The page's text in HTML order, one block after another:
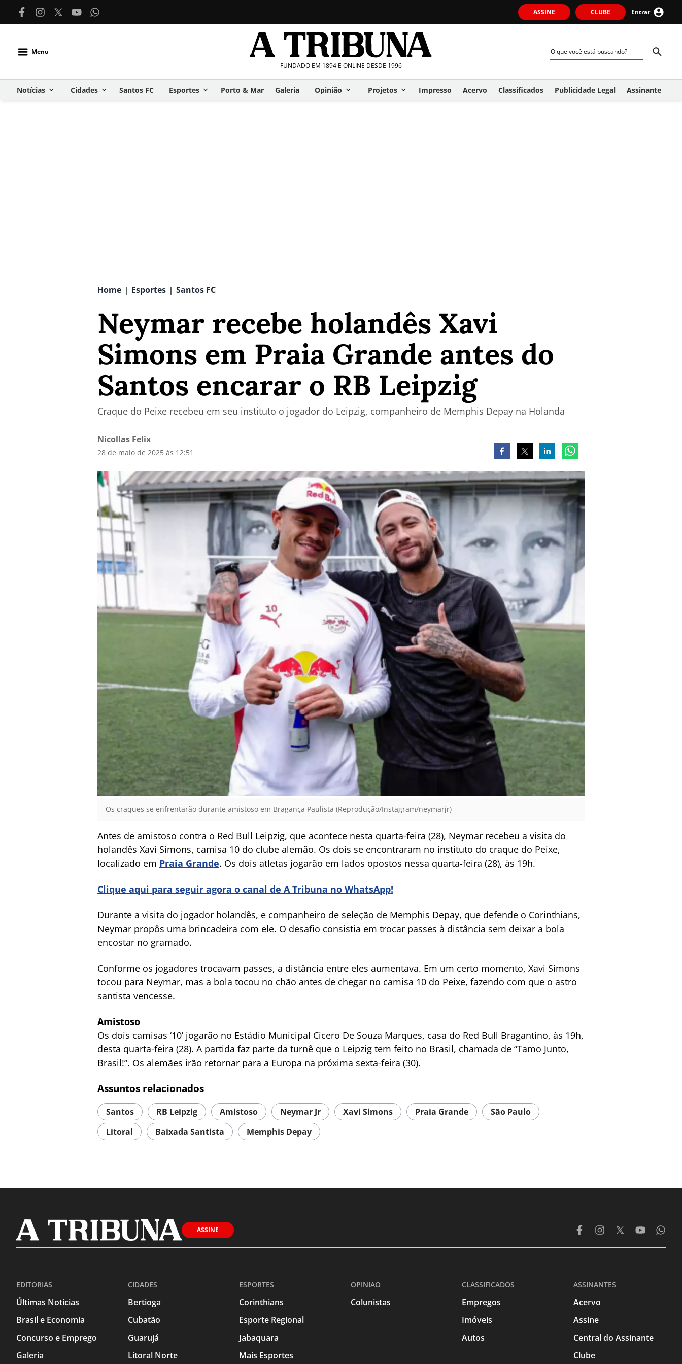
ASSINE CLUBE Entrar
Menu
FUNDADO EM 1894 E ONLINE DESDE 1996
Notícias Cidades Santos FC Esportes Porto & Mar Galeria Opinião Projetos Impresso Acervo Classificados Publicidade Legal Assinante
Home | Esportes | Santos FC
Neymar recebe holandês Xavi
Simons em Praia Grande antes do
Santos encarar o RB Leipzig
Craque do Peixe recebeu em seu instituto o jogador do Leipzig, companheiro de Memphis Depay na Holanda
Nicollas Felix
28 de maio de 2025 às 12:51
Os craques se enfrentarão durante amistoso em Bragança Paulista (Reprodução/Instagram/neymarjr)
Antes de amistoso contra o Red Bull Leipzig, que acontece nesta quarta-feira (28), Neymar recebeu a visita do
holandês Xavi Simons, camisa 10 do clube alemão. Os dois se encontraram no instituto do craque do Peixe,
localizado em Praia Grande. Os dois atletas jogarão em lados opostos nessa quarta-feira (28), às 19h.
Clique aqui para seguir agora o canal de A Tribuna no WhatsApp!
Durante a visita do jogador holandês, e companheiro de seleção de Memphis Depay, que defende o Corinthians,
Neymar propôs uma brincadeira com ele. O desafio consistia em trocar passes à distância sem deixar a bola
encostar no gramado.
Conforme os jogadores trocavam passes, a distância entre eles aumentava. Em um certo momento, Xavi Simons
tocou para Neymar, mas a bola tocou no chão antes de chegar no camisa 10 do Peixe, fazendo com que o astro
santista vencesse.
Amistoso
Os dois camisas ‘10’ jogarão no Estádio Municipal Cicero De Souza Marques, casa do Red Bull Bragantino, às 19h,
desta quarta-feira (28). A partida faz parte da turnê que o Leipzig tem feito no Brasil, chamada de “Tamo Junto,
Brasil!”. Os alemães irão retornar para a Europa na próxima sexta-feira (30).
Assuntos relacionados
Santos RB Leipzig Amistoso Neymar Jr Xavi Simons Praia Grande
São Paulo
Litoral
Baixada Santista Memphis Depay
ASSINE
EDITORIAS
Últimas Notícias
Brasil e Economia
Concurso e Emprego
Galeria
CIDADES
Bertioga
Cubatão
Guarujá
Litoral Norte
ESPORTES
Corinthians
Esporte Regional
Jabaquara
Mais Esportes
OPINIAO
Colunistas
CLASSIFICADOS
Empregos
Imóveis
Autos
ASSINANTES
Acervo
Assine
Central do Assinante
Clube